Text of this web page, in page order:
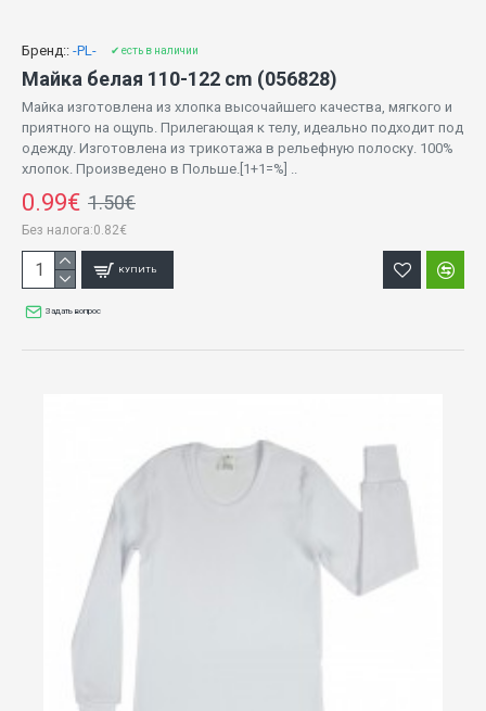
Бренд:: -PL- ✔ есть в наличии
Майка белая 110-122 cm (056828)
Майка изготовлена ​​из хлопка высочайшего качества, мягкого и
приятного на ощупь. Прилегающая к телу, идеально подходит под
одежду. Изготовлена из трикотажа в рельефную полоску. 100%
хлопок. Произведено в Польше.[1+1=%] ..
0.99€ 1.50€
Без налога:0.82€
КУПИТЬ
Задать вопрос